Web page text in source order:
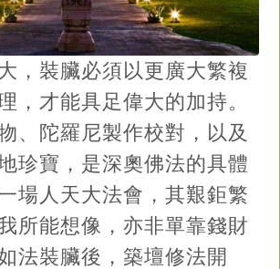
裝臟必須以更廣大繁複
，才能具足偉大的加持。
、陀羅尼製作校對，以及
珍寶，是深奧佛法的具體
場人天大法會，其艱鉅繁
所能想像，亦非單靠錢財
法裝臟後，築壇修法開